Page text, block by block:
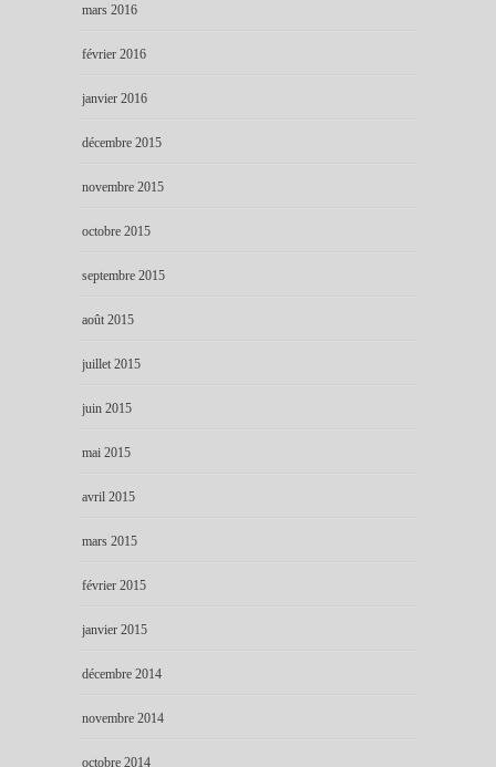
mars 2016
février 2016
janvier 2016
décembre 2015
novembre 2015
octobre 2015
septembre 2015
août 2015
juillet 2015
juin 2015
mai 2015
avril 2015
mars 2015
février 2015
janvier 2015
décembre 2014
novembre 2014
octobre 2014